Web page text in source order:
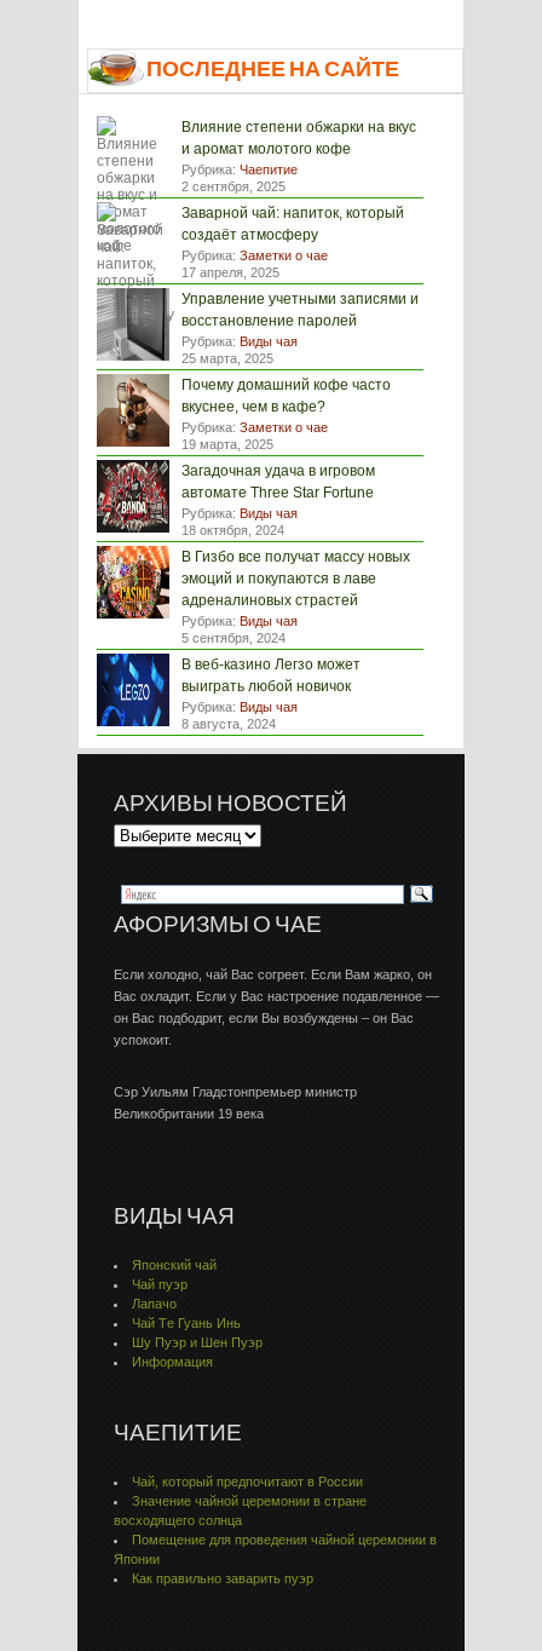
ПОСЛЕДНЕЕ НА САЙТЕ
Влияние степени обжарки на вкус
и аромат молотого кофе
Рубрика: Чаепитие
2 сентября, 2025
Заварной чай: напиток, который
создаёт атмосферу
Рубрика: Заметки о чае
17 апреля, 2025
Управление учетными записями и
восстановление паролей
Рубрика: Виды чая
25 марта, 2025
Почему домашний кофе часто
вкуснее, чем в кафе?
Рубрика: Заметки о чае
19 марта, 2025
Загадочная удача в игровом
автомате Three Star Fortune
Рубрика: Виды чая
18 октября, 2024
В Гизбо все получат массу новых
эмоций и покупаются в лаве
адреналиновых страстей
Рубрика: Виды чая
5 сентября, 2024
В веб-казино Легзо может
выиграть любой новичок
Рубрика: Виды чая
8 августа, 2024
АРХИВЫ НОВОСТЕЙ
АФОРИЗМЫ О ЧАЕ
Если холодно, чай Вас согреет. Если Вам жарко, он
Вас охладит. Если у Вас настроение подавленное —
он Вас подбодрит, если Вы возбуждены – он Вас
успокоит.
Сэр Уильям Гладстонпремьер министр
Великобритании 19 века
ВИДЫ ЧАЯ
Японский чай
Чай пуэр
Лапачо
Чай Тe Гуaнь Инь
Шу Пуэр и Шен Пуэр
Информация
ЧАЕПИТИЕ
Чай, который предпочитают в России
Значение чайной церемонии в стране
восходящего солнца
Помещение для проведения чайной церемонии в
Японии
Как правильно заварить пуэр